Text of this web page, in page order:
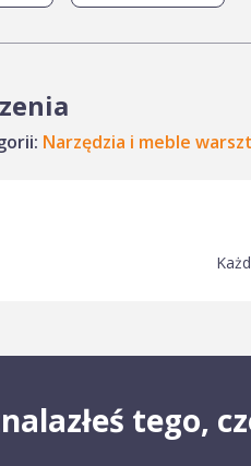
Narzędzia i meble
tego,